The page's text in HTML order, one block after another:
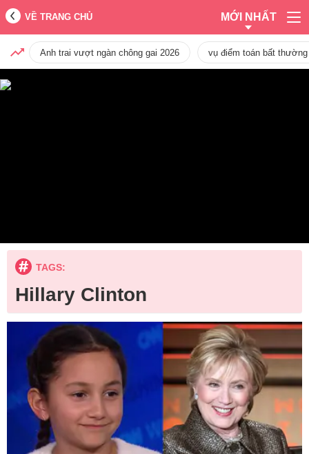
VỀ TRANG CHỦ MỚI NHẤT
Anh trai vượt ngàn chông gai 2026 vụ điểm toán bất
TAGS:
Hillary Clinton